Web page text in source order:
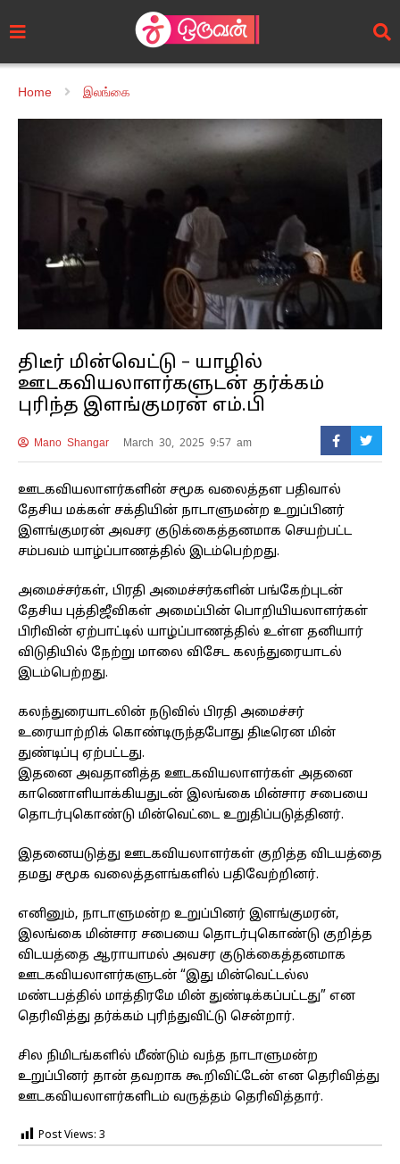
Home இலங்கை
திடீர் மின்வெட்டு – யாழில்
ஊடகவியலாளர்களுடன் தர்க்கம்
புரிந்த இளங்குமரன் எம்.பி
Mano Shangar March 30, 2025 9:57 am
ஊடகவியலாளர்களின் சமூக வலைத்தள பதிவால்
தேசிய மக்கள் சக்தியின் நாடாளுமன்ற உறுப்பினர்
இளங்குமரன் அவசர குடுக்கைத்தனமாக செயற்பட்ட
சம்பவம் யாழ்ப்பாணத்தில் இடம்பெற்றது.
அமைச்சர்கள், பிரதி அமைச்சர்களின் பங்கேற்புடன்
தேசிய புத்திஜீவிகள் அமைப்பின் பொறியியலாளர்கள்
பிரிவின் ஏற்பாட்டில் யாழ்ப்பாணத்தில் உள்ள தனியார்
விடுதியில் நேற்று மாலை விசேட கலந்துரையாடல்
இடம்பெற்றது.
கலந்துரையாடலின் நடுவில் பிரதி அமைச்சர்
உரையாற்றிக் கொண்டிருந்தபோது திடீரென மின்
துண்டிப்பு ஏற்பட்டது.
இதனை அவதானித்த ஊடகவியலாளர்கள் அதனை
காணொளியாக்கியதுடன் இலங்கை மின்சார சபையை
தொடர்புகொண்டு மின்வெட்டை உறுதிப்படுத்தினர்.
இதனையடுத்து ஊடகவியலாளர்கள் குறித்த விடயத்தை
தமது சமூக வலைத்தளங்களில் பதிவேற்றினர்.
எனினும், நாடாளுமன்ற உறுப்பினர் இளங்குமரன்,
இலங்கை மின்சார சபையை தொடர்புகொண்டு குறித்த
விடயத்தை ஆராயாமல் அவசர குடுக்கைத்தனமாக
ஊடகவியலாளர்களுடன் “இது மின்வெட்டல்ல
மண்டபத்தில் மாத்திரமே மின் துண்டிக்கப்பட்டது” என
தெரிவித்து தர்க்கம் புரிந்துவிட்டு சென்றார்.
சில நிமிடங்களில் மீண்டும் வந்த நாடாளுமன்ற
உறுப்பினர் தான் தவறாக கூறிவிட்டேன் என தெரிவித்து
ஊடகவியலாளர்களிடம் வருத்தம் தெரிவித்தார்.
Post Views: 3